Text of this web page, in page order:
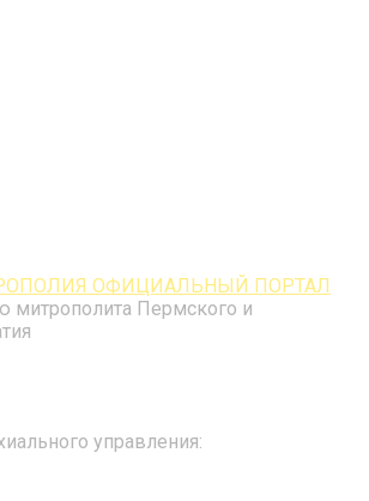
ОФИЦИАЛЬНЫЙ ПОРТАЛ
митрополита Пермского и
управления: